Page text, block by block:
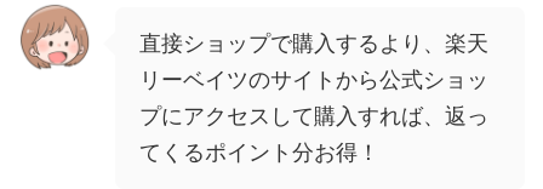
直接ショップで購入するより、楽天
リーベイツのサイトから公式ショッ
プにアクセスして購入すれば、返っ
てくるポイント分お得！